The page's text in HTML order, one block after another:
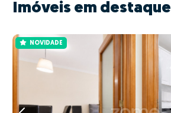
Imóveis em destaque
NOVIDADE